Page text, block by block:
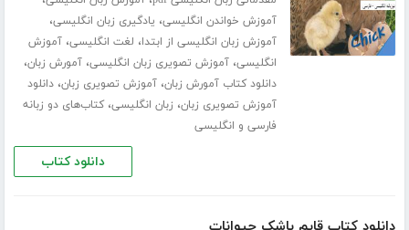
آموزش خواندن انگلیسی، یادگیری زبان انگلیسی،
آموزش زبان انگلیسی از ابتدا، لغت انگلیسی،آموزش
انگلیسی،آموزش تصویری زبان انگلیسی،آمورش زبان،
دانلود کتاب آمورش زبان،آموزش تصویری زبان،دانلود
آموزش تصویری زبان، زبان انگلیسی،کتاب‌های دو زبانه
فارسی و انگلیسی
دانلود کتاب